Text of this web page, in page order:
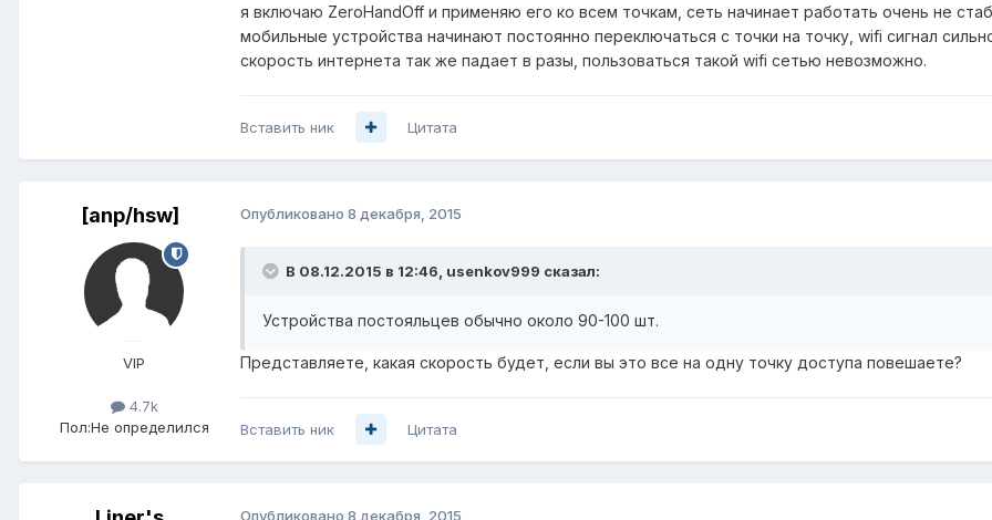
я включаю ZeroHandOff и применяю его ко всем точкам, сеть начинает работать очень не
мобильные устройства начинают постоянно переключаться с точки на точку, wifi сигнал
скорость интернета так же падает в разы, пользоваться такой wifi сетью невозможно.
Вставить ник Цитата
[anp/hsw]
VIP
4.7k
Пол:Не определился
Опубликовано 8 декабря, 2015
В 08.12.2015 в 12:46, usenkov999 сказал:
Устройства постояльцев обычно около 90-100 шт.
Представляете, какая скорость будет, если вы это все на одну точку доступа повешаете?
Вставить ник Цитата
Опубликовано 8 декабря, 2015